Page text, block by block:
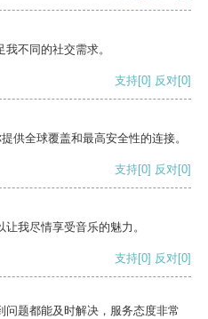
不同的社交需求。
支持[0] 反对[0]
供全球覆盖和最高安全性的连接。
支持[0] 反对[0]
我尽情享受音乐的魅力。
支持[0] 反对[0]
题都能及时解决，服务态度非常